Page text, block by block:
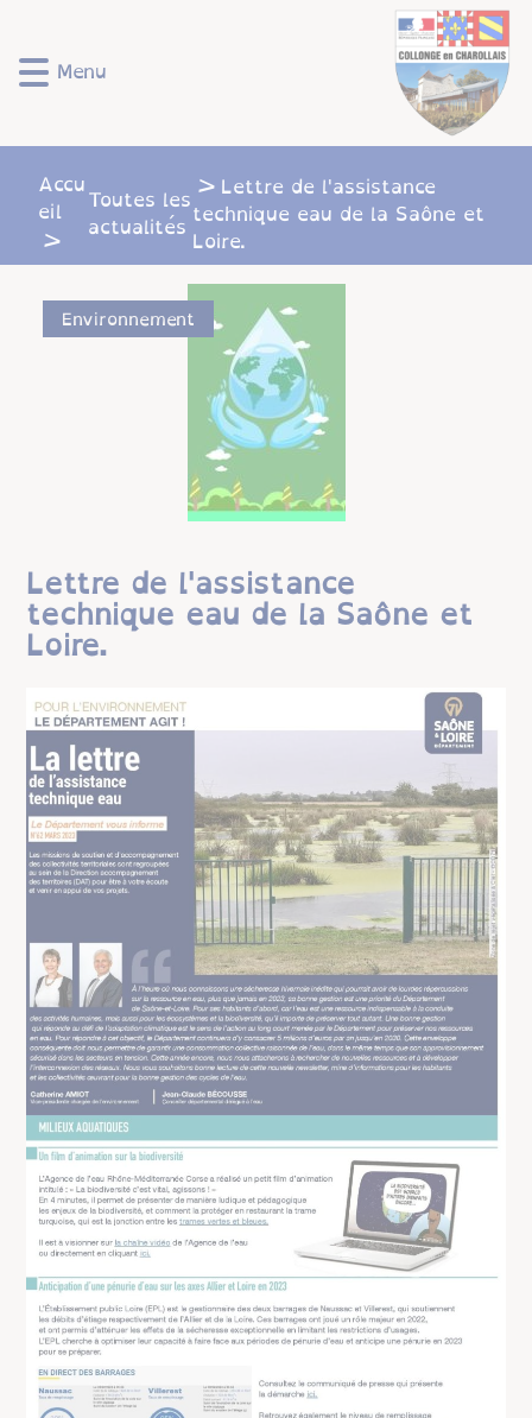
rapide
au
rapide
au
principal
rapide
recherche
rapide
au
de
page
Menu
Accu
eil
Toutes les
actualités
Lettre de l'assistance
technique eau de la Saône et
Loire.
Environnement
Lettre de l'assistance
technique eau de la Saône et
Loire.